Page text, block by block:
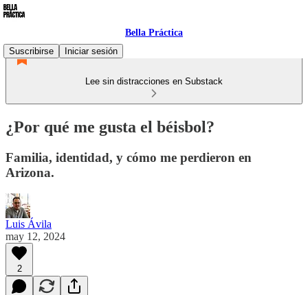
Bella Práctica
Suscribirse
Iniciar sesión
Lee sin distracciones en Substack
¿Por qué me gusta el béisbol?
Familia, identidad, y cómo me perdieron en
Arizona.
Luis Ávila
may 12, 2024
2